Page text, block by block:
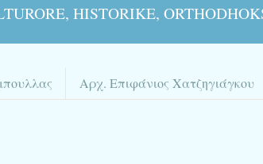
HISTORIKE,
Αρχ. Επιφάνιος Χατζηγιάγκου